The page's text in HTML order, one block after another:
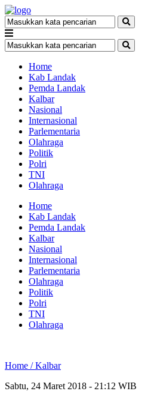
Home
Kab Landak
Pemda Landak
Kalbar
Nasional
Internasional
Parlementaria
Olahraga
Politik
Polri
TNI
Olahraga
Home
Kab Landak
Pemda Landak
Kalbar
Nasional
Internasional
Parlementaria
Olahraga
Politik
Polri
TNI
Olahraga
Home /Kalbar
Sabtu, 24 Maret 2018 - 21:12 WIB